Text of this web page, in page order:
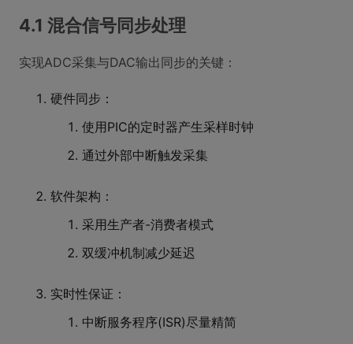
4.1 混合信号同步处理
实现ADC采集与DAC输出同步的关键：
硬件同步：
使用PIC的定时器产生采样时钟
通过外部中断触发采集
软件架构：
采用生产者-消费者模式
双缓冲机制减少延迟
实时性保证：
中断服务程序(ISR)尽量精简